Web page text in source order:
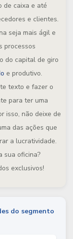
de caixa e até
e clientes.
seja mais ágil e
processos
do capital de giro
e produtivo.
texto e fazer o
para ter uma
isso, não deixe de
das ações que
a lucratividade.
sua oficina?
exclusivos!
do segmento